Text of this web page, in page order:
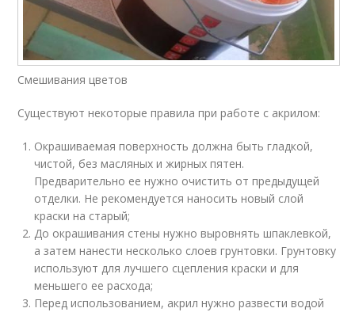
Смешивания цветов
Существуют некоторые правила при работе с акрилом:
Окрашиваемая поверхность должна быть гладкой,
чистой, без масляных и жирных пятен.
Предварительно ее нужно очистить от предыдущей
отделки. Не рекомендуется наносить новый слой
краски на старый;
До окрашивания стены нужно выровнять шпаклевкой,
а затем нанести несколько слоев грунтовки. Грунтовку
используют для лучшего сцепления краски и для
меньшего ее расхода;
Перед использованием, акрил нужно развести водой